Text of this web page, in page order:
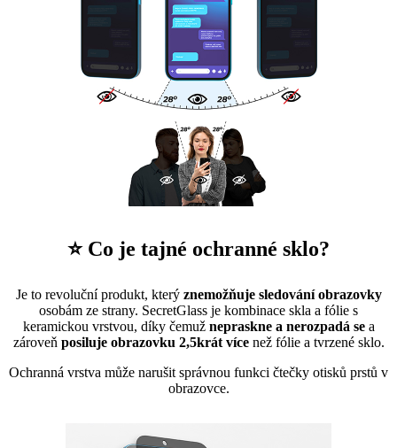
⭐ Co je tajné ochranné sklo?
Je to revoluční produkt, který znemožňuje sledování obrazovky
osobám ze strany. SecretGlass je kombinace skla a fólie s
keramickou vrstvou, díky čemuž nepraskne a nerozpadá sea
zároveň posiluje obrazovku 2,5krát vícenež fólie a tvrzené sklo.
Ochranná vrstva může narušit správnou funkci čtečky otisků prstů v
obrazovce.